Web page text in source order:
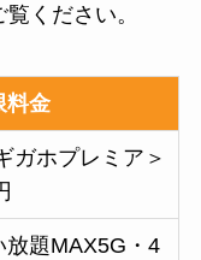
ください。
料金
ガホプレミア＞
放題MAX5G・4